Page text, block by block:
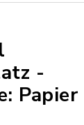
-
Papier